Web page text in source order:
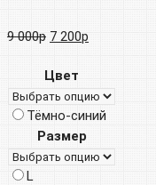
9 000р Первоначальная
цена
составляла
000р.
7 200р
7
Цвет
Тёмно-синий
Размер
L